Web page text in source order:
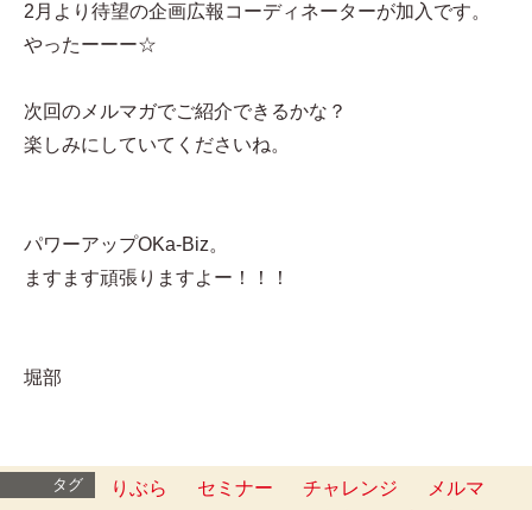
2月より待望の企画広報コーディネーターが加入です。
やったーーー☆
次回のメルマガでご紹介できるかな？
楽しみにしていてくださいね。
パワーアップOKa-Biz。
ますます頑張りますよー！！！
堀部
タグ りぶら セミナー チャレンジ
メルマ